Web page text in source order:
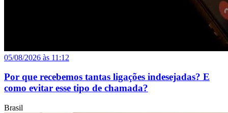
05/08/2026 às 11:12
Por que recebemos tantas ligações indesejadas? E
como evitar esse tipo de chamada?
Brasil